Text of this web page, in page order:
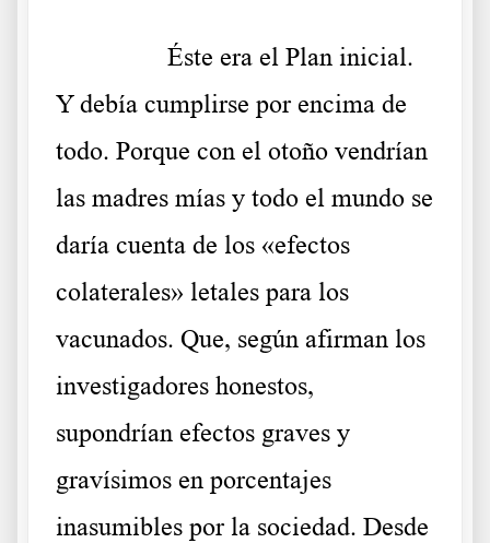
Éste era el Plan inicial.
Y debía cumplirse por encima de
todo. Porque con el otoño vendrían
las madres mías y todo el mundo se
daría cuenta de los «efectos
colaterales» letales para los
vacunados. Que, según afirman los
investigadores honestos,
supondrían efectos graves y
gravísimos en porcentajes
inasumibles por la sociedad. Desde